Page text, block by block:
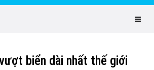
biển dài nhất thế giới